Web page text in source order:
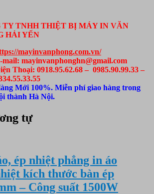
TY TNHH THIỆT BỊ MÁY IN VĂN
HẢI YẾN
mayinvanphong.com.vn/
mail: mayinvanphonghn@gmail.com
Thoại: 0918.95.62.68 – 0985.90.99.33 –
Mới 100%. Miễn phí giao hàng trong
thành Hà Nội.
tự
ép nhiệt phẳng in áo
kích thước bàn ép
– Công suất 1500W